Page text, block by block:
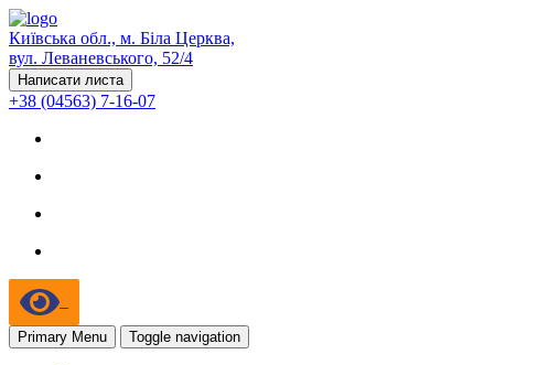
Київська обл., м. Біла Церква,
вул. Леваневського, 52/4
Написати листа
+38 (04563) 7-16-07
Primary Menu Toggle navigation